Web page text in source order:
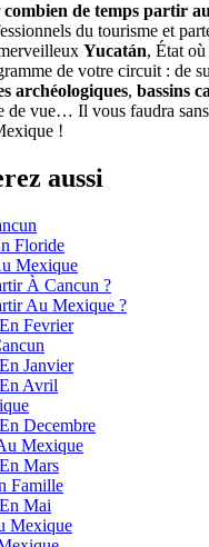
combien de temps partir
du tourisme et
Yucatán, État où
de votre circuit : de
archéologiques, bassins
de vue… Il vous faudra
!
aussi
Floride
Mexique
À Cancun ?
Au Mexique ?
Fevrier
Janvier
Avril
Decembre
Mexique
Mars
Famille
Mai
Mexique